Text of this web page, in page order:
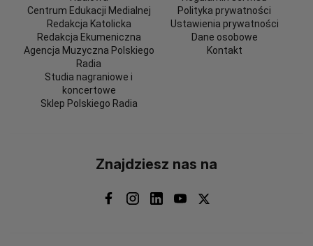
Centrum Edukacji Medialnej
Redakcja Katolicka
Redakcja Ekumeniczna
Agencja Muzyczna Polskiego
Radia
Studia nagraniowe i
koncertowe
Sklep Polskiego Radia
Polityka prywatności
Ustawienia prywatności
Dane osobowe
Kontakt
Znajdziesz nas na